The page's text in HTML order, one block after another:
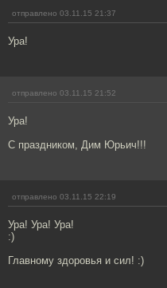
отправлено 03.11.15 21:37
Ура!
отправлено 03.11.15 21:52
Ура!
С праздником, Дим Юрьич!!!
отправлено 03.11.15 22:19
Ура! Ура! Ура!
:)
Главному здоровья и сил! :)